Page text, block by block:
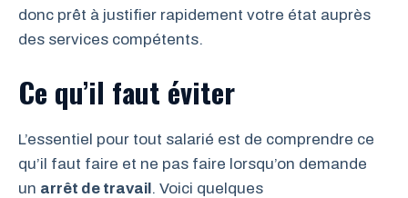
donc prêt à justifier rapidement votre état auprès
des services compétents.
Ce qu’il faut éviter
L’essentiel pour tout salarié est de comprendre ce
qu’il faut faire et ne pas faire lorsqu’on demande
un arrêt de travail. Voici quelques